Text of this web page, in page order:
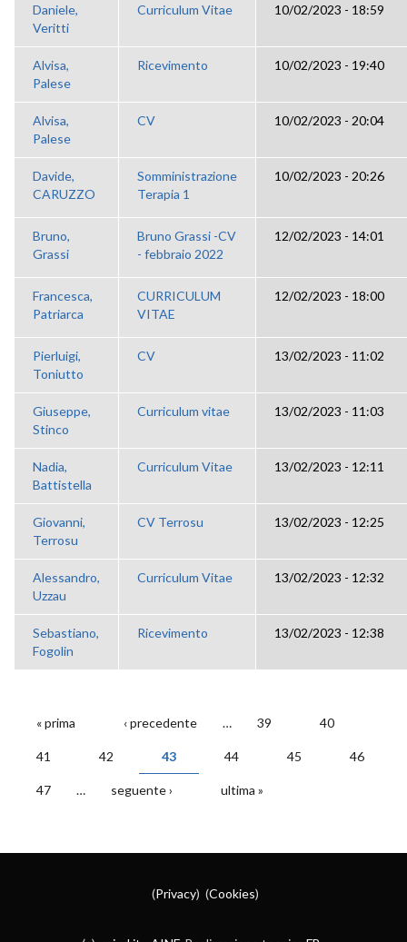
Daniele,
Veritti
Curriculum Vitae 10/02/2023 - 18:59
Alvisa,
Palese
Ricevimento 10/02/2023 - 19:40
Alvisa,
Palese
CV 10/02/2023 - 20:04
Davide,
CARUZZO
Somministrazione
Terapia 1
10/02/2023 - 20:26
Bruno,
Grassi
Bruno Grassi -CV
- febbraio 2022
12/02/2023 - 14:01
Francesca,
Patriarca
CURRICULUM
VITAE
12/02/2023 - 18:00
Pierluigi,
Toniutto
CV 13/02/2023 - 11:02
Giuseppe,
Stinco
Curriculum vitae 13/02/2023 - 11:03
Nadia,
Battistella
Curriculum Vitae 13/02/2023 - 12:11
Giovanni,
Terrosu
CV Terrosu 13/02/2023 - 12:25
Alessandro,
Uzzau
Curriculum Vitae 13/02/2023 - 12:32
Sebastiano,
Fogolin
Ricevimento 13/02/2023 - 12:38
PAGINE
« prima ‹ precedente … 39 40
41 42 43 44 45 46
47 … seguente › ultima »
(Privacy) (Cookies)